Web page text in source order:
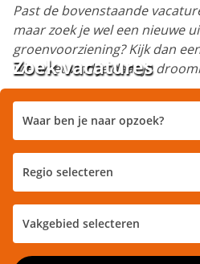
Past de bovenstaande
maar zoek je wel een nieuwe
groenvoorziening? Kijk dan
wie weet vind je daar je
Zoek vacatures